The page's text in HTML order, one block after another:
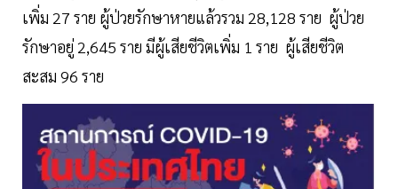
เพิ่ม 27 ราย ผู้ป่วยรักษาหายแล้วรวม 28,128 ราย ผู้ป่วย
รักษาอยู่ 2,645 ราย มีผู้เสียชีวิตเพิ่ม 1 ราย ผู้เสียชีวิต
สะสม 96 ราย